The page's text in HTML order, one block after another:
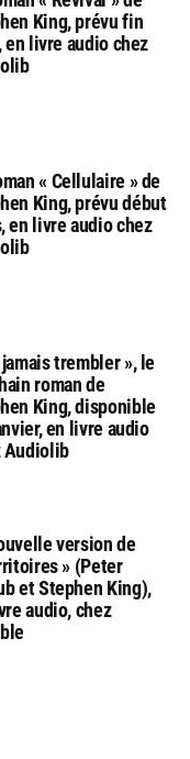
King, prévu fin
en livre audio chez
« Cellulaire » de
King, prévu début
en livre audio chez
jamais trembler », le
roman de
King, disponible
en livre audio
Audiolib
version de
» (Peter
et Stephen King),
audio, chez